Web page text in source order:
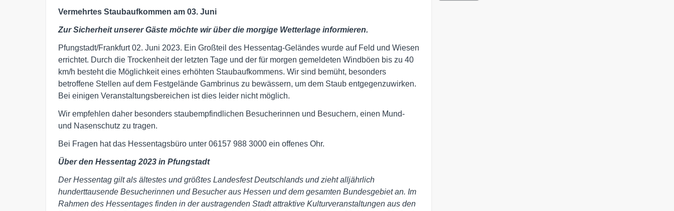
Vermehrtes Staubaufkommen am 03. Juni
Zur Sicherheit unserer Gäste möchte wir über die morgige Wetterlage informieren.
Pfungstadt/Frankfurt 02. Juni 2023. Ein Großteil des Hessentag-Geländes wurde auf Feld und Wiesen
errichtet. Durch die Trockenheit der letzten Tage und der für morgen gemeldeten Windböen bis zu 40
km/h besteht die Möglichkeit eines erhöhten Staubaufkommens. Wir sind bemüht, besonders
betroffene Stellen auf dem Festgelände Gambrinus zu bewässern, um dem Staub entgegenzuwirken.
Bei einigen Veranstaltungsbereichen ist dies leider nicht möglich.
Wir empfehlen daher besonders staubempfindlichen Besucherinnen und Besuchern, einen Mund-
und Nasenschutz zu tragen.
Bei Fragen hat das Hessentagsbüro unter 06157 988 3000 ein offenes Ohr.
Über den Hessentag 2023 in Pfungstadt
Der Hessentag gilt als ältestes und größtes Landesfest Deutschlands und zieht alljährlich
hunderttausende Besucherinnen und Besucher aus Hessen und dem gesamten Bundesgebiet an. Im
Rahmen des Hessentages finden in der austragenden Stadt attraktive Kulturveranstaltungen aus den